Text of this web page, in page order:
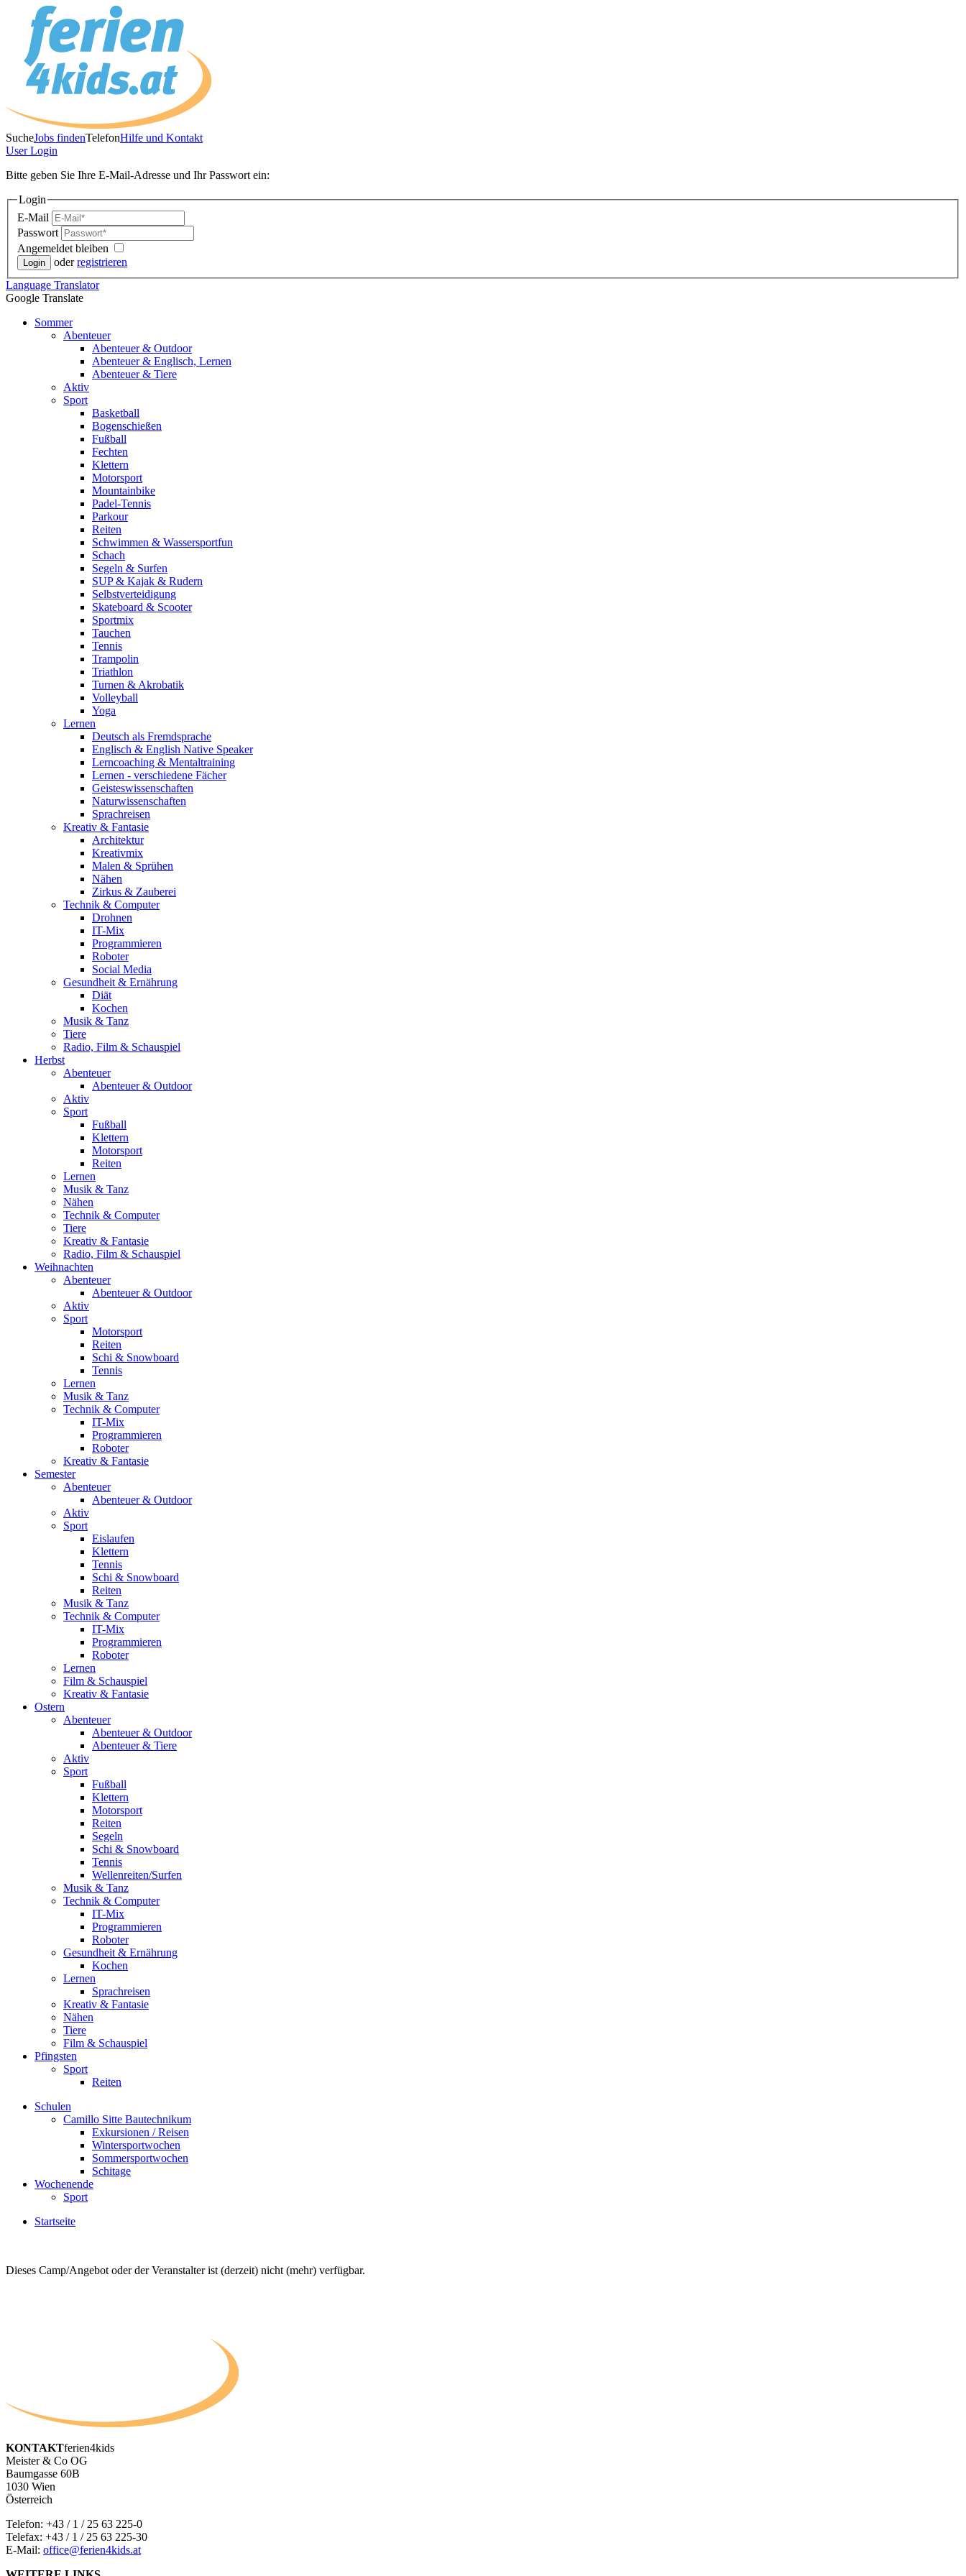
SucheJobs findenTelefonHilfe und Kontakt
UserLogin
Bitte geben Sie Ihre E-Mail-Adresse und Ihr Passwort ein:
Login
E-Mail
Passwort
Angemeldet bleiben
oderregistrieren
Language Translator
Google Translate
Sommer
Abenteuer
Abenteuer & Outdoor
Abenteuer & Englisch, Lernen
Abenteuer & Tiere
Aktiv
Sport
Basketball
Bogenschießen
Fußball
Fechten
Klettern
Motorsport
Mountainbike
Padel-Tennis
Parkour
Reiten
Schwimmen & Wassersportfun
Schach
Segeln & Surfen
SUP & Kajak & Rudern
Selbstverteidigung
Skateboard & Scooter
Sportmix
Tauchen
Tennis
Trampolin
Triathlon
Turnen & Akrobatik
Volleyball
Yoga
Lernen
Deutsch als Fremdsprache
Englisch & English Native Speaker
Lerncoaching & Mentaltraining
Lernen - verschiedene Fächer
Geisteswissenschaften
Naturwissenschaften
Sprachreisen
Kreativ & Fantasie
Architektur
Kreativmix
Malen & Sprühen
Nähen
Zirkus & Zauberei
Technik & Computer
Drohnen
IT-Mix
Programmieren
Roboter
Social Media
Gesundheit & Ernährung
Diät
Kochen
Musik & Tanz
Tiere
Radio, Film & Schauspiel
Herbst
Abenteuer
Abenteuer & Outdoor
Aktiv
Sport
Fußball
Klettern
Motorsport
Reiten
Lernen
Musik & Tanz
Nähen
Technik & Computer
Tiere
Kreativ & Fantasie
Radio, Film & Schauspiel
Weihnachten
Abenteuer
Abenteuer & Outdoor
Aktiv
Sport
Motorsport
Reiten
Schi & Snowboard
Tennis
Lernen
Musik & Tanz
Technik & Computer
IT-Mix
Programmieren
Roboter
Kreativ & Fantasie
Semester
Abenteuer
Abenteuer & Outdoor
Aktiv
Sport
Eislaufen
Klettern
Tennis
Schi & Snowboard
Reiten
Musik & Tanz
Technik & Computer
IT-Mix
Programmieren
Roboter
Lernen
Film & Schauspiel
Kreativ & Fantasie
Ostern
Abenteuer
Abenteuer & Outdoor
Abenteuer & Tiere
Aktiv
Sport
Fußball
Klettern
Motorsport
Reiten
Segeln
Schi & Snowboard
Tennis
Wellenreiten/Surfen
Musik & Tanz
Technik & Computer
IT-Mix
Programmieren
Roboter
Gesundheit & Ernährung
Kochen
Lernen
Sprachreisen
Kreativ & Fantasie
Nähen
Tiere
Film & Schauspiel
Pfingsten
Sport
Reiten
Schulen
Camillo Sitte Bautechnikum
Exkursionen / Reisen
Wintersportwochen
Sommersportwochen
Schitage
Wochenende
Sport
Startseite
Dieses Camp/Angebot oder der Veranstalter ist (derzeit) nicht (mehr) verfügbar.
KONTAKTferien4kids
Meister & Co OG
Baumgasse 60B
1030 Wien
Österreich
Telefon: +43 / 1 / 25 63 225-0
Telefax: +43 / 1 / 25 63 225-30
E-Mail: office@ferien4kids.at